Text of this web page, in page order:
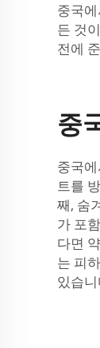
중국
든 것
전에
중
중국
트를
째, 숨
가 포
다면
는 피
있습